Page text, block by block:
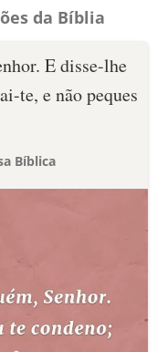
da Bíblia
E disse-lhe
te, e não peques
Bíblica